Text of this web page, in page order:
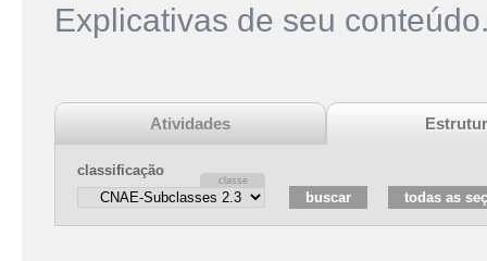
Explicativas de seu
Atividades
classificação